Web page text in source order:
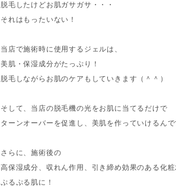
脱毛したけどお肌ガサガサ・・・
それはもったいない！
当店で施術時に使用するジェルは、
美肌・保湿成分がたっぷり！
脱毛しながらお肌のケアもしていきます（＾＾）
そして、当店の脱毛機の光をお肌に当てるだけで
ターンオーバーを促進し、美肌を作っていけるんで
さらに、施術後の
高保湿成分、収れん作用、引き締め効果のある化粧
ぷるぷる肌に！